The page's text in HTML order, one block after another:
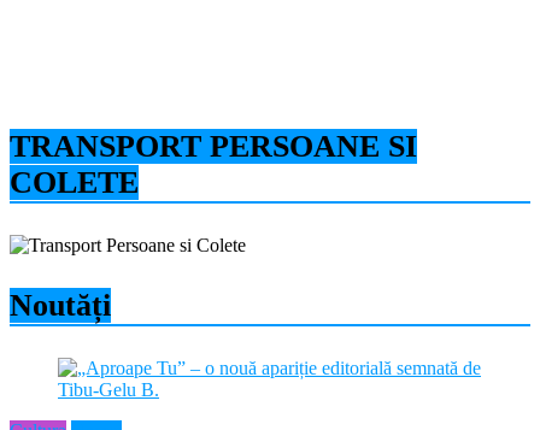
TRANSPORT PERSOANE SI
COLETE
Noutăți